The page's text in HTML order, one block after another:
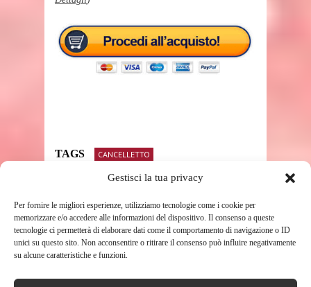
Gestisci la tua privacy
Per fornire le migliori esperienze, utilizziamo tecnologie come i cookie per
memorizzare e/o accedere alle informazioni del dispositivo. Il consenso a queste
tecnologie ci permetterà di elaborare dati come il comportamento di navigazione o ID
unici su questo sito. Non acconsentire o ritirare il consenso può influire negativamente
su alcune caratteristiche e funzioni.
TAGS CANCELLETTO
SHARE THIS POST